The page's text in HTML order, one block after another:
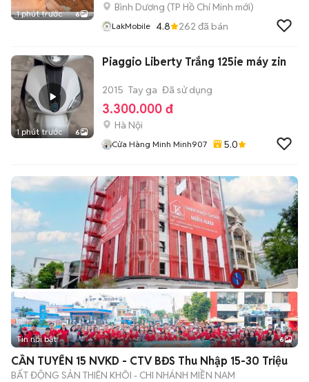
1 phút trước 6
Bình Dương (TP Hồ Chí Minh mới)
LakMobile 4.8 262 đã bán
1 phút trước 6
Piaggio Liberty Trắng 125ie máy zin
2015 Tay ga Đã sử dụng
3.300.000 đ
Hà Nội
Cửa Hàng Minh Minh907 5.0
+2
Tin nổi bật 6
CẦN TUYỂN 15 NVKD - CTV BĐS Thu Nhập 15-30 Triệu
BẤT ĐỘNG SẢN THIÊN KHÔI - CHI NHÁNH MIỀN NAM